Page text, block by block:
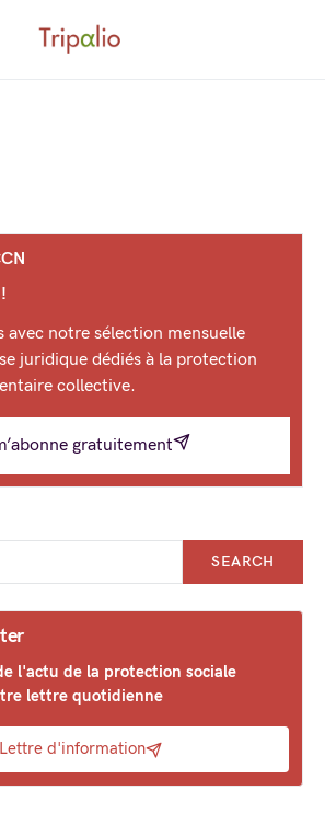
avec notre sélection mensuelle
juridique dédiés à la protection
collective.
gratuitement
SEARCH
l'actu de la protection sociale
lettre quotidienne
Lettre d'information